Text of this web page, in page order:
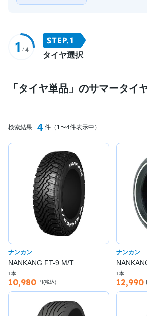
タイヤ選択
「タイヤ単品」のサマータイ
検索結果 : 4 件（1〜4件表示中）
ナンカン
NANKANG FT-9 M/T
1本
10,980 円(税込)
ナンカン
1本
12,990